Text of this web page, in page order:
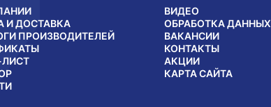
И ДОСТАВКА
ПРОИЗВОДИТЕЛЕЙ
ВИДЕО
ОБРАБОТКА ДАННЫХ
ВАКАНСИИ
КОНТАКТЫ
АКЦИИ
КАРТА САЙТА